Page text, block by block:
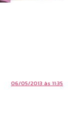
06/05/2013 às 11:35